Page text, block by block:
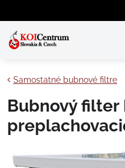
Samostatné bubnové filtre
Bubnový filter